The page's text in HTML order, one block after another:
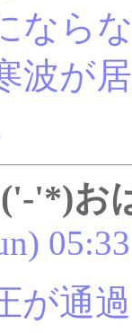
なら
波が
('-'*)お
05:33
が通